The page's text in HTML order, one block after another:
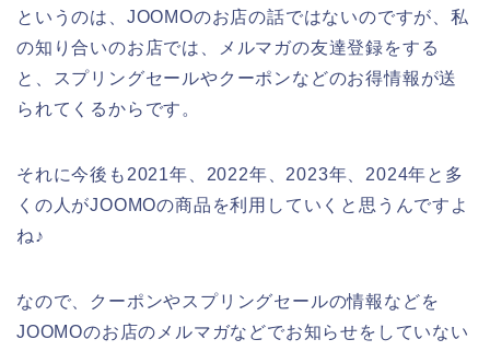
というのは、JOOMOのお店の話ではないのですが、私
の知り合いのお店では、メルマガの友達登録をする
と、スプリングセールやクーポンなどのお得情報が送
られてくるからです。
それに今後も2021年、2022年、2023年、2024年と多
くの人がJOOMOの商品を利用していくと思うんですよ
ね♪
なので、クーポンやスプリングセールの情報などを
JOOMOのお店のメルマガなどでお知らせをしていない